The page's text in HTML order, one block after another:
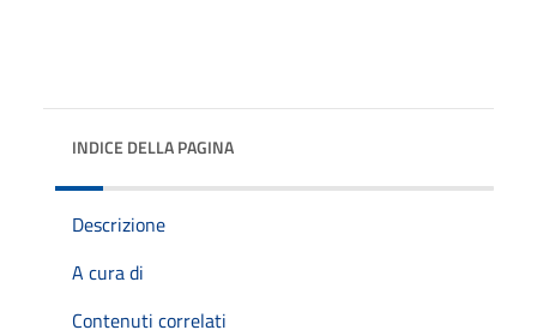
INDICE DELLA PAGINA
Descrizione
A cura di
Contenuti correlati